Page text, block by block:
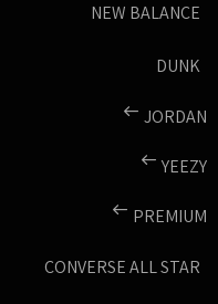
NEW BALANCE
DUNK
JORDAN
YEEZY
PREMIUM
CONVERSE ALL STAR